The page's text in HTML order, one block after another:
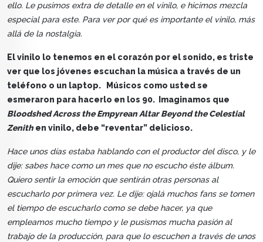
ello. Le pusimos extra de detalle en el vinilo, e hicimos mezcla
especial para este. Para ver por qué es importante el vinilo, más
allá de la nostalgia.
El vinilo lo tenemos en el corazón por el sonido, es triste
ver que los jóvenes escuchan la música a través de un
teléfono o un laptop. Músicos como usted se
esmeraron para hacerlo en los 90. Imaginamos que
Bloodshed Across the Empyrean Altar Beyond the Celestial
Zenithen vinilo, debe “reventar” delicioso.
Hace unos días estaba hablando con el productor del disco, y le
dije: sabes hace como un mes que no escucho éste álbum.
Quiero sentir la emoción que sentirán otras personas al
escucharlo por primera vez. Le dije: ojalá muchos fans se tomen
el tiempo de escucharlo como se debe hacer, ya que
empleamos mucho tiempo y le pusismos mucha pasión al
trabajo de la producción, para que lo escuchen a través de unos